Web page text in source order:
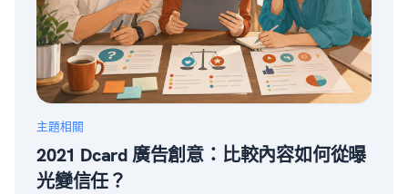
主題相關
2021 Dcard 廣告創意：比較內容如何從曝
光變信任？